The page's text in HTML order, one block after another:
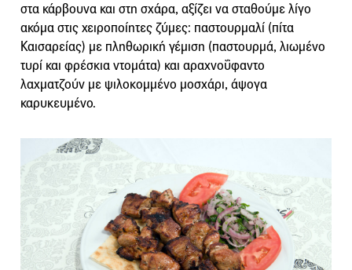
στα κάρβουνα και στη σχάρα, αξίζει να σταθούμε λίγο
ακόμα στις χειροποίητες ζύμες: παστουρμαλί (πίτα
Καισαρείας) με πληθωρική γέμιση (παστουρμά, λιωμένο
τυρί και φρέσκια ντομάτα) και αραχνοΰφαντο
λαχματζούν με ψιλοκομμένο μοσχάρι, άψογα
καρυκευμένο.